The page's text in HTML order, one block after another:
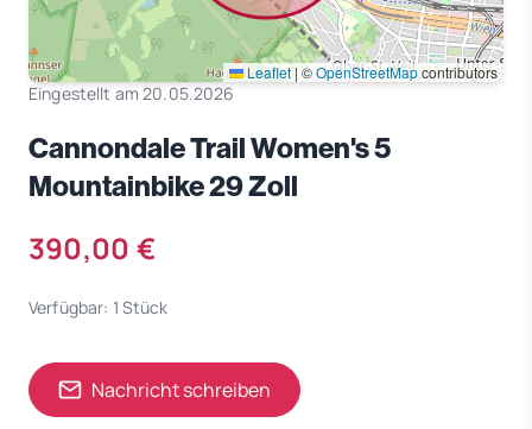
Leaflet |©OpenStreetMapcontributors
Eingestellt am 20.05.2026
Cannondale Trail Women's 5
Mountainbike 29 Zoll
390,00 €
Verfügbar: 1 Stück
Nachricht schreiben